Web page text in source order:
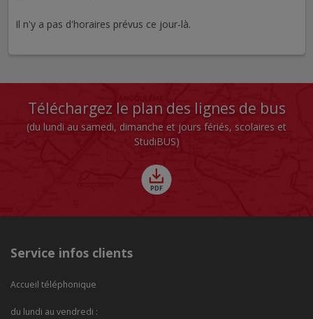
Il n'y a pas d'horaires prévus ce jour-là.
Téléchargez le plan des lignes de bus
(du lundi au samedi, dimanche et jours fériés, scolaires et
StudiBUS)
Service infos clients
Accueil téléphonique
du lundi au vendredi :